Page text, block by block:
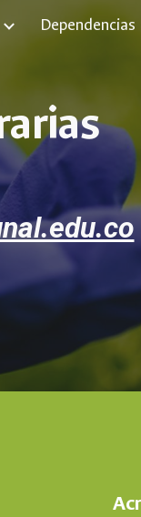
Dependencias